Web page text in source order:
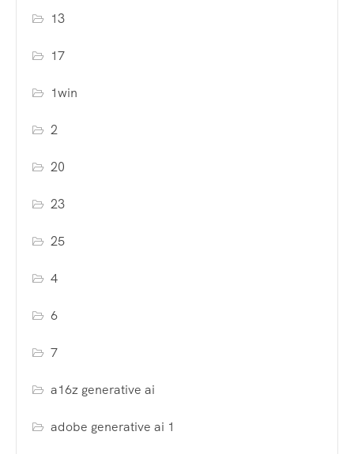
13
17
1win
2
20
23
25
4
6
7
a16z generative ai
adobe generative ai 1